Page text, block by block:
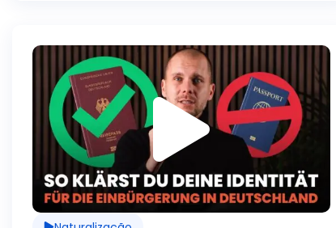
i
r
R
e
p